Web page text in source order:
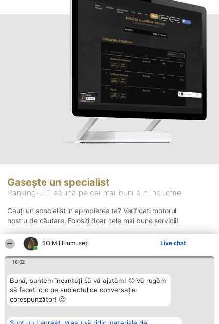
ȘOIMII Frumuseții Live chat
16:02
Bună, suntem încântați să vă ajutăm! 🙂 Vă rugăm
să faceți clic pe subiectul de conversație
corespunzător! 🙂
Gasește un specialist
Ranking-ul îi adună pe cei mai buni din industrie
Cauți un specialist in apropierea ta? Verificați motorul
nostru de căutare. Folosiți doar cele mai bune servicii!